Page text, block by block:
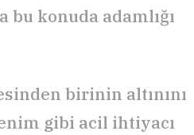
konuda adamlığı
birinin altınını
gibi acil ihtiyacı